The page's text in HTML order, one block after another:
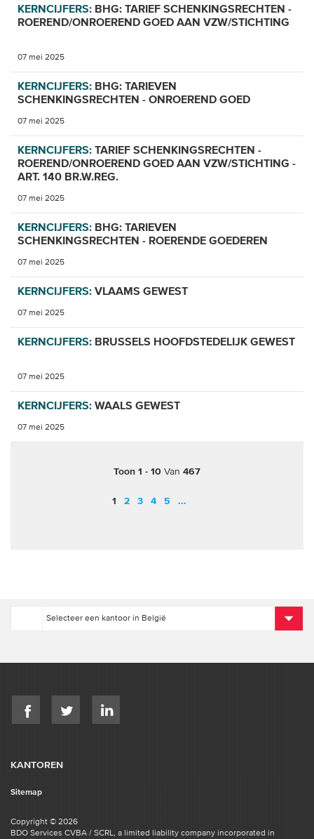
KERNCIJFERS: BHG: TARIEF SCHENKINGSRECHTEN -
ROEREND/ONROEREND GOED AAN VZW/STICHTING
07 mei 2025
KERNCIJFERS: BHG: TARIEVEN
SCHENKINGSRECHTEN - ONROEREND GOED
07 mei 2025
KERNCIJFERS:TARIEF SCHENKINGSRECHTEN -
ROEREND/ONROEREND GOED AAN VZW/STICHTING -
ART. 140 BR.W.REG.
07 mei 2025
KERNCIJFERS: BHG: TARIEVEN
SCHENKINGSRECHTEN - ROERENDE GOEDEREN
07 mei 2025
KERNCIJFERS:VLAAMS GEWEST
07 mei 2025
KERNCIJFERS: BRUSSELS HOOFDSTEDELIJK GEWEST
07 mei 2025
KERNCIJFERS:WAALS GEWEST
07 mei 2025
Toon 1 - 10 Van 467
1 2 3 4 5 ...
KANTOREN
Sitemap
Copyright © 2026
BDO Services CVBA / SCRL, a limited liability company incorporated in